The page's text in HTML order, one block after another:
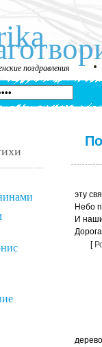
поздравления
эту
Небо
И
[
дерево